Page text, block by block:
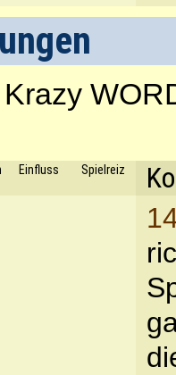
Einfluss Spielreiz